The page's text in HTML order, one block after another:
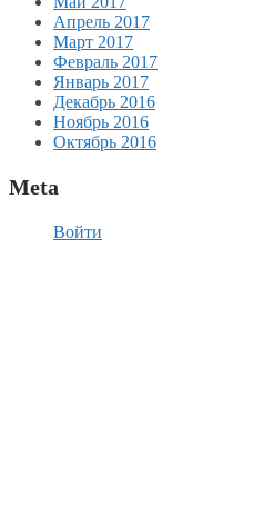
Апрель 2017
Март 2017
Февраль 2017
Январь 2017
Декабрь 2016
Ноябрь 2016
Октябрь 2016
Meta
Войти